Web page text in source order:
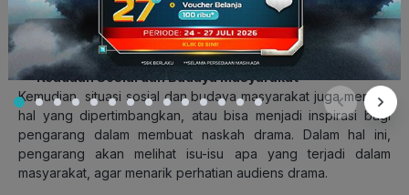
ini akan melandasi tema drama yang akan dibuat.
Keadaan Sosial dan Budaya Masyarakat
Kemudian, situasi sosial dan budaya masyarakat juga menjadi
hal yang dipertimbangkan, atau bisa menjadi inspirasi bagi
pengarang dalam membuat naskah drama. Dalam hal ini,
pengarang akan melihat isu-isu apa yang terjadi dalam
masyarakat, agar menarik perhatian audiens drama.